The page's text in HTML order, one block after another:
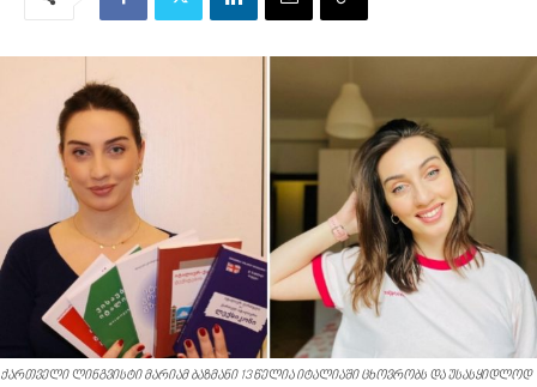
ქართველი ლინგვისტი მარიამ ბაზმანი 13 წელია იტალიაში ცხოვრობს და უსასყიდლოდ